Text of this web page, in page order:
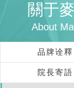
關于
About
品牌诠釋
院長寄語